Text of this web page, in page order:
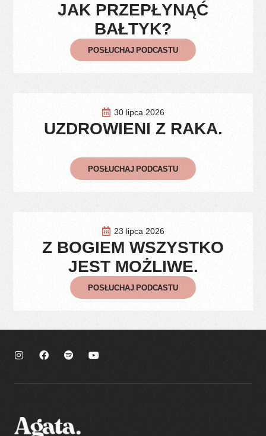
JAK PRZEPŁYNĄĆ
BAŁTYK?
POSŁUCHAJ PODCASTU
30 lipca 2026
UZDROWIENI Z RAKA.
POSŁUCHAJ PODCASTU
23 lipca 2026
Z BOGIEM WSZYSTKO
JEST MOŻLIWE.
POSŁUCHAJ PODCASTU